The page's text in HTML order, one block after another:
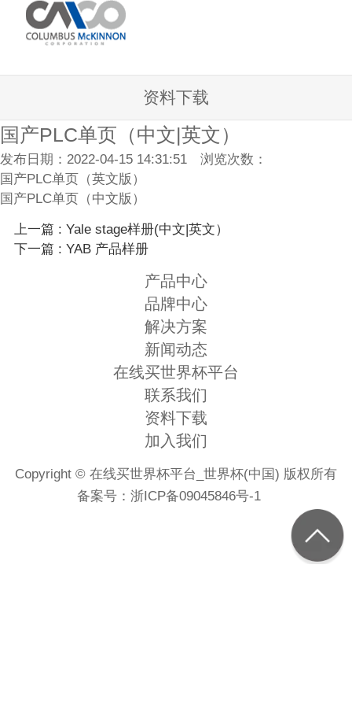
资料下载
国产PLC单页（中文|英文）
发布日期：2022-04-15 14:31:51 浏览次数：
国产PLC单页（英文版）
国产PLC单页（中文版）
上一篇 : Yale stage样册(中文|英文）
下一篇 : YAB 产品样册
产品中心
品牌中心
解决方案
新闻动态
在线买世界杯平台
联系我们
资料下载
加入我们
Copyright © 在线买世界杯平台_世界杯(中国) 版权所有
备案号：浙ICP备09045846号-1